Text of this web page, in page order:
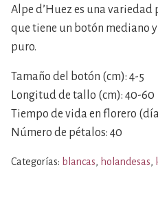
Alpe d’Huez es una variedad
que tiene un botón mediano
puro.
Tamaño del botón (cm): 4-5
Longitud de tallo (cm): 40-60
Tiempo de vida en florero
Número de pétalos: 40
Categorías: blancas, holandesas,